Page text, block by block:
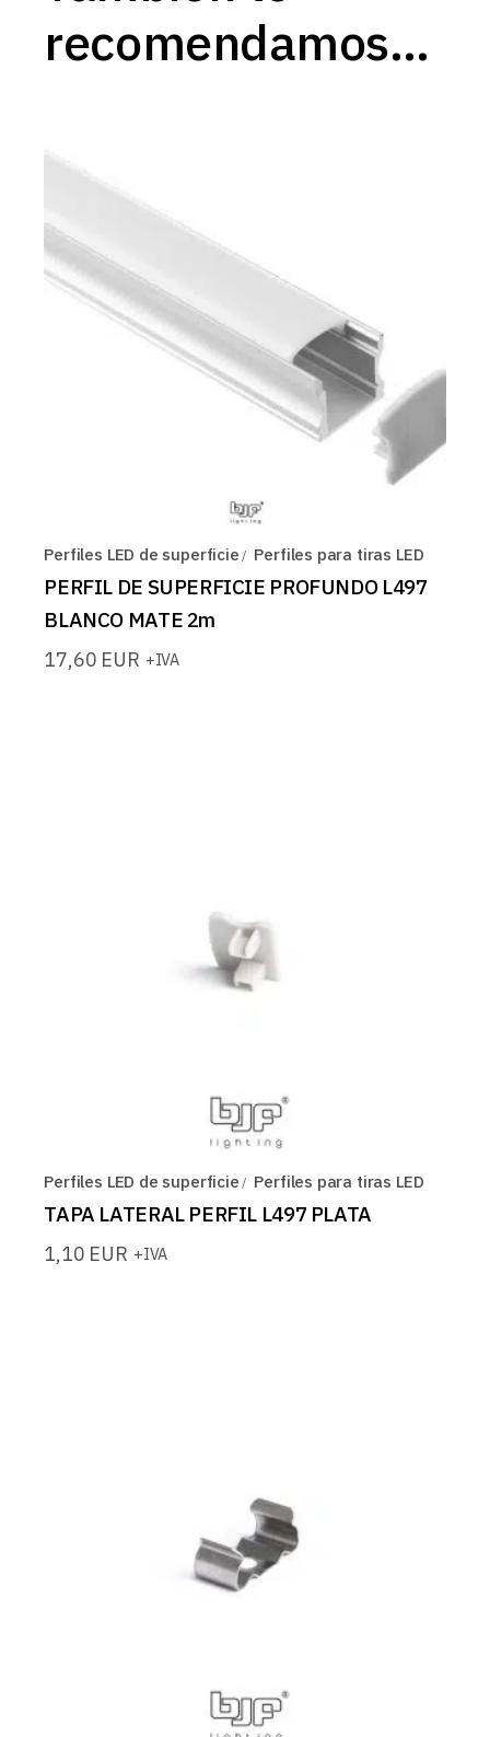
recomendamos…
Perfiles LED de superficie Perfiles para tiras LED
PERFIL DE SUPERFICIE PROFUNDO L497
BLANCO MATE 2m
17,60 EUR +IVA
Perfiles LED de superficie Perfiles para tiras LED
TAPA LATERAL PERFIL L497 PLATA
1,10 EUR +IVA